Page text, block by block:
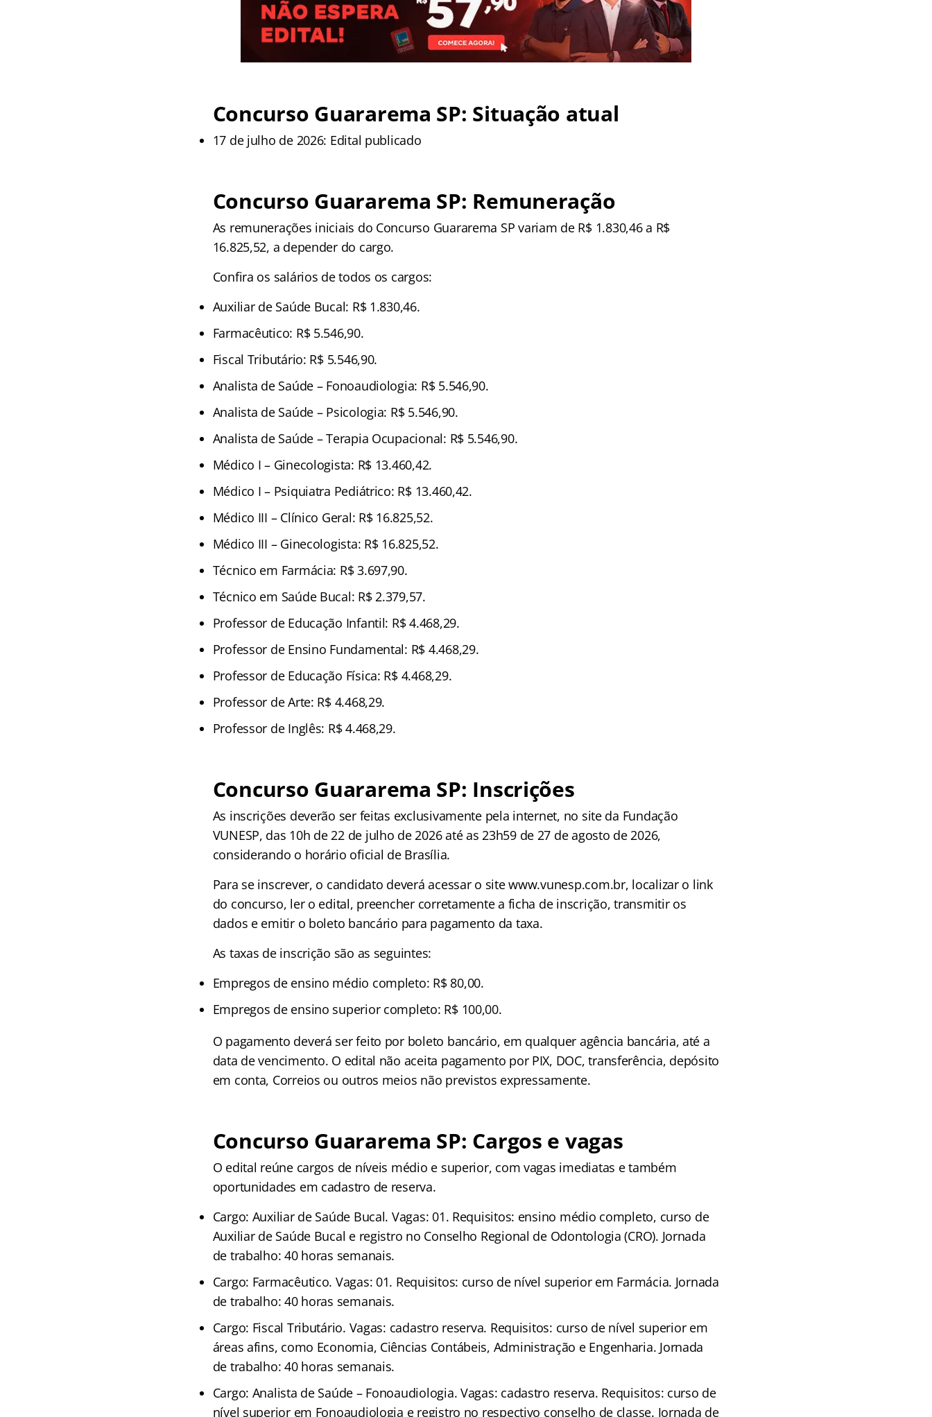
Concurso Guararema SP: Situação atual
17 de julho de 2026: Edital publicado
Concurso Guararema SP: Remuneração
As remunerações iniciais do Concurso Guararema SP variam de R$ 1.830,46 a R$
16.825,52, a depender do cargo.
Confira os salários de todos os cargos:
Auxiliar de Saúde Bucal: R$ 1.830,46.
Farmacêutico: R$ 5.546,90.
Fiscal Tributário: R$ 5.546,90.
Analista de Saúde – Fonoaudiologia: R$ 5.546,90.
Analista de Saúde – Psicologia: R$ 5.546,90.
Analista de Saúde – Terapia Ocupacional: R$ 5.546,90.
Médico I – Ginecologista: R$ 13.460,42.
Médico I – Psiquiatra Pediátrico: R$ 13.460,42.
Médico III – Clínico Geral: R$ 16.825,52.
Médico III – Ginecologista: R$ 16.825,52.
Técnico em Farmácia: R$ 3.697,90.
Técnico em Saúde Bucal: R$ 2.379,57.
Professor de Educação Infantil: R$ 4.468,29.
Professor de Ensino Fundamental: R$ 4.468,29.
Professor de Educação Física: R$ 4.468,29.
Professor de Arte: R$ 4.468,29.
Professor de Inglês: R$ 4.468,29.
Concurso Guararema SP: Inscrições
As inscrições deverão ser feitas exclusivamente pela internet, no site da Fundação
VUNESP, das 10h de 22 de julho de 2026 até as 23h59 de 27 de agosto de 2026,
considerando o horário oficial de Brasília.
Para se inscrever, o candidato deverá acessar o site www.vunesp.com.br, localizar o link
do concurso, ler o edital, preencher corretamente a ficha de inscrição, transmitir os
dados e emitir o boleto bancário para pagamento da taxa.
As taxas de inscrição são as seguintes:
Empregos de ensino médio completo: R$ 80,00.
Empregos de ensino superior completo: R$ 100,00.
O pagamento deverá ser feito por boleto bancário, em qualquer agência bancária, até a
data de vencimento. O edital não aceita pagamento por PIX, DOC, transferência, depósito
em conta, Correios ou outros meios não previstos expressamente.
Concurso Guararema SP: Cargos e vagas
O edital reúne cargos de níveis médio e superior, com vagas imediatas e também
oportunidades em cadastro de reserva.
Cargo: Auxiliar de Saúde Bucal. Vagas: 01. Requisitos: ensino médio completo, curso de
Auxiliar de Saúde Bucal e registro no Conselho Regional de Odontologia (CRO). Jornada
de trabalho: 40 horas semanais.
Cargo: Farmacêutico. Vagas: 01. Requisitos: curso de nível superior em Farmácia. Jornada
de trabalho: 40 horas semanais.
Cargo: Fiscal Tributário. Vagas: cadastro reserva. Requisitos: curso de nível superior em
áreas afins, como Economia, Ciências Contábeis, Administração e Engenharia. Jornada
de trabalho: 40 horas semanais.
Cargo: Analista de Saúde – Fonoaudiologia. Vagas: cadastro reserva. Requisitos: curso de
nível superior em Fonoaudiologia e registro no respectivo conselho de classe. Jornada de